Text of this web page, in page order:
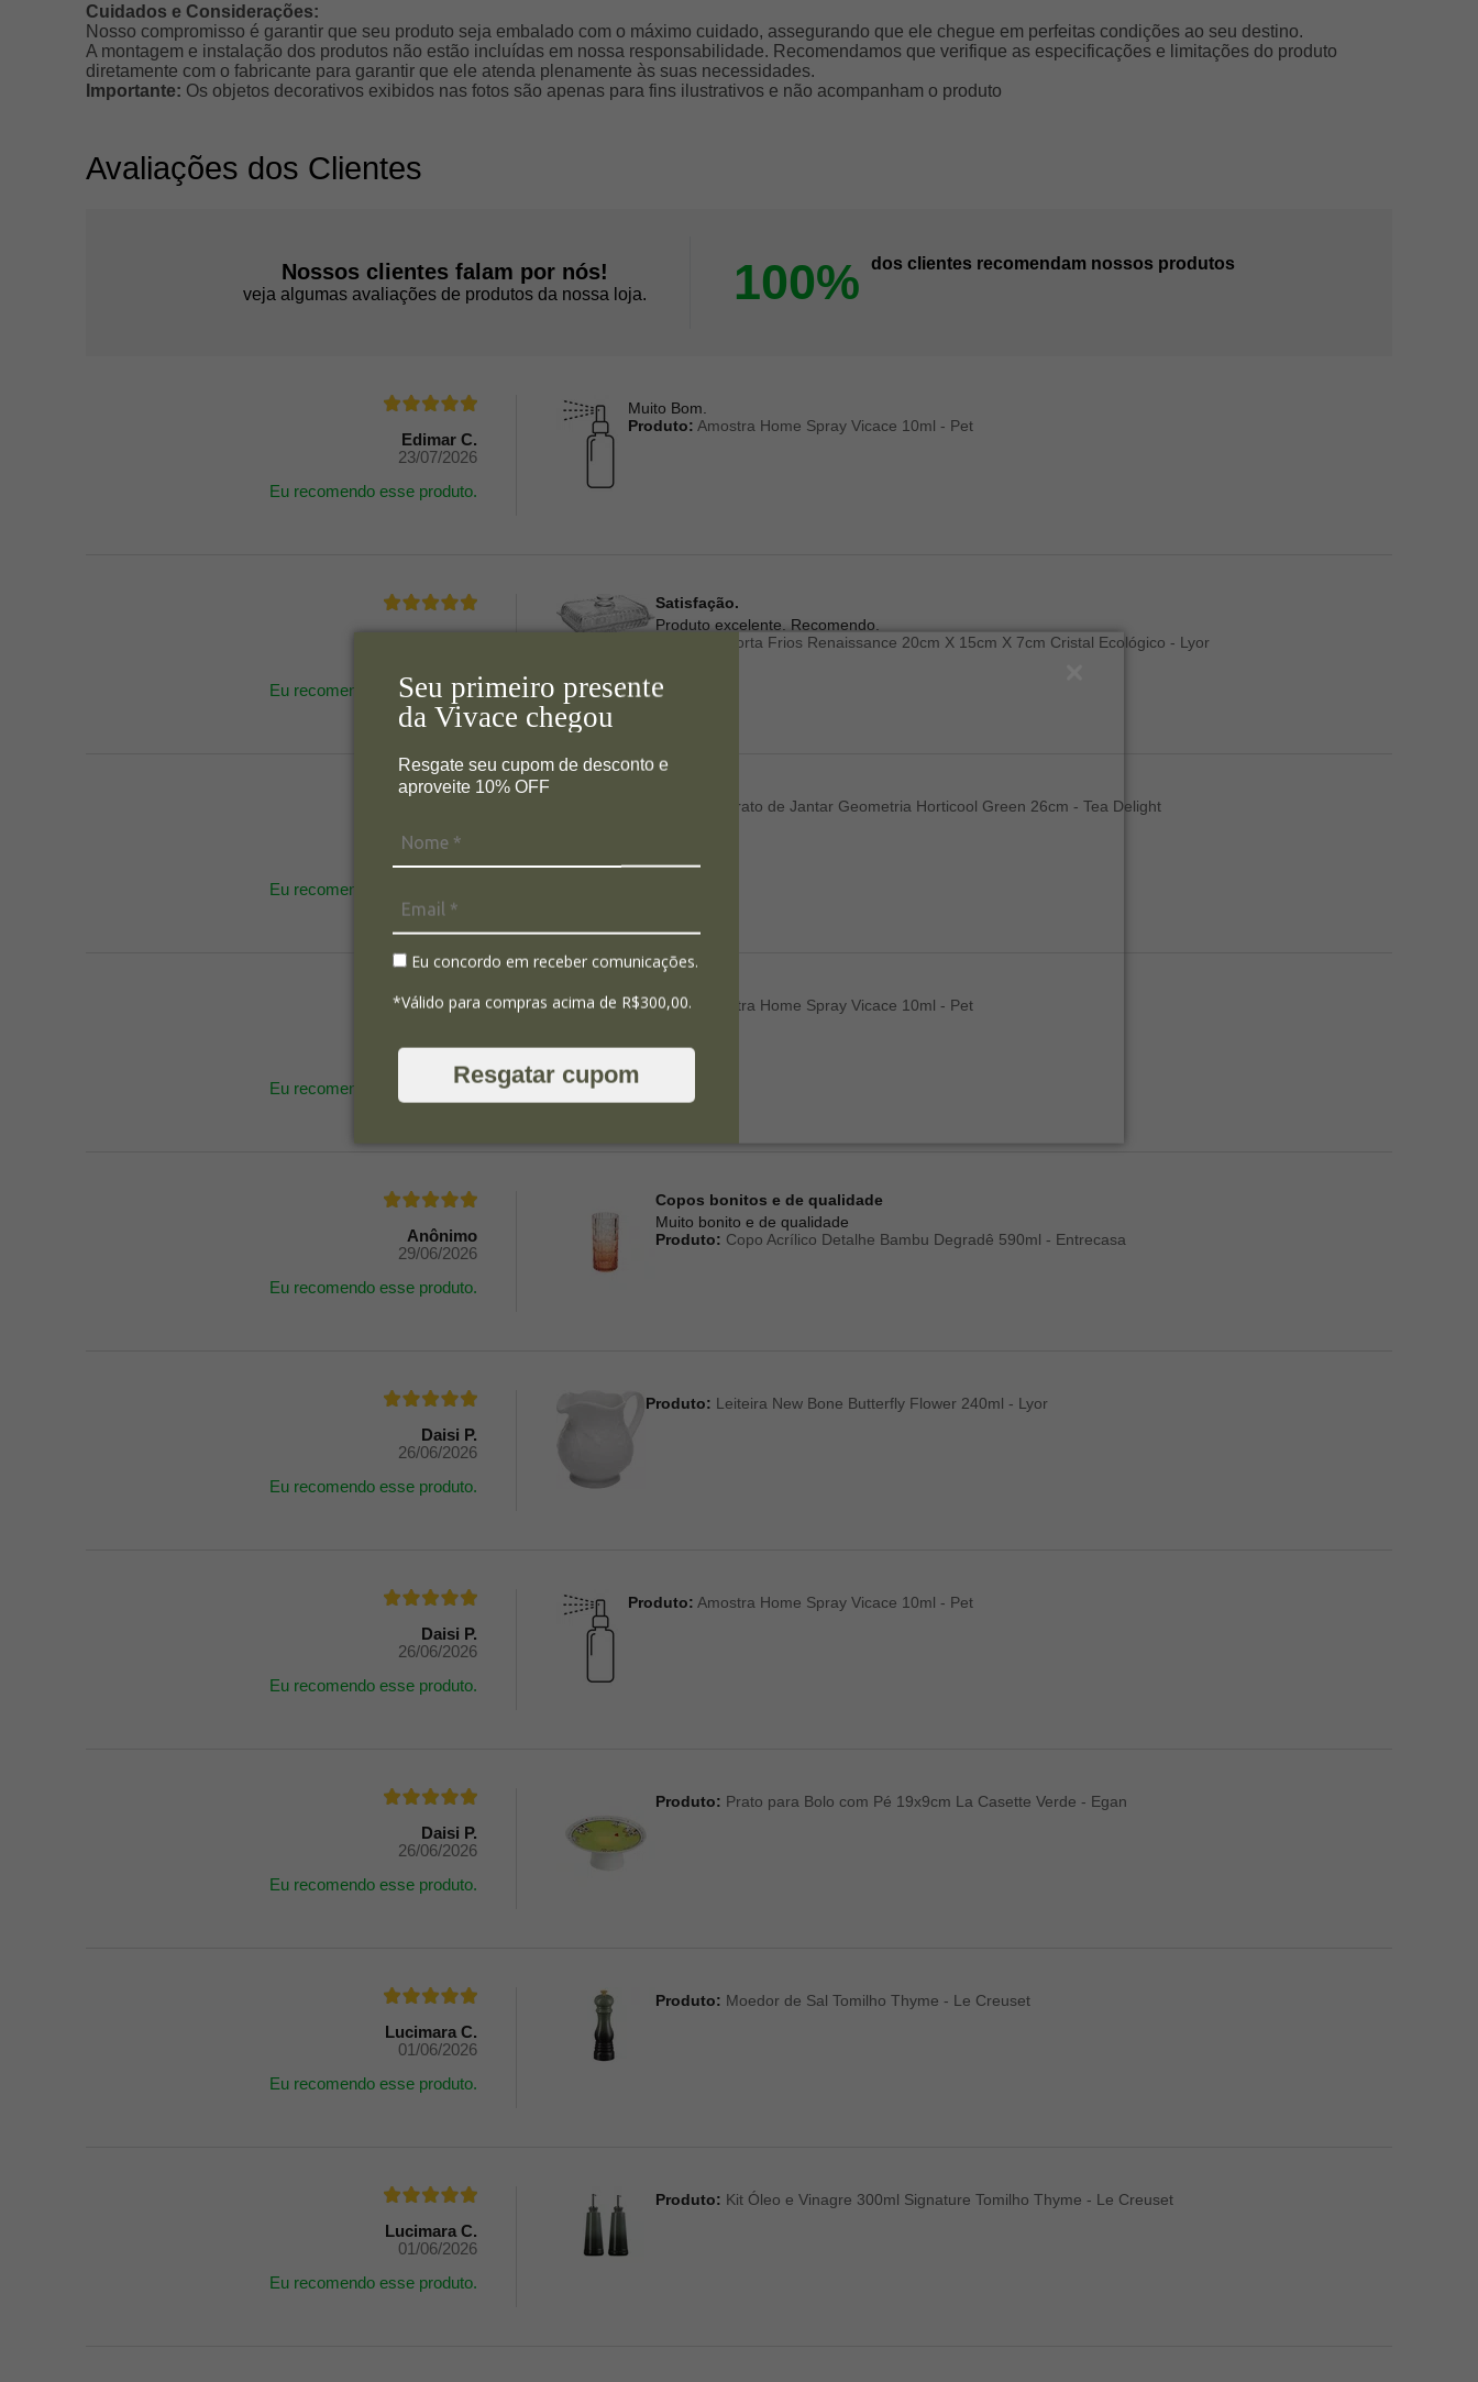
Seu primeiro presente
da Vivace chegou
Resgate seu cupom de desconto e
aproveite 10% OFF
Eu concordo em receber comunicações.
*Válido para compras acima de R$300,00.
Resgatar cupom
Cuidados e Considerações:
Nosso compromisso é garantir que seu produto seja embalado com o máximo cuidado, assegurando que ele chegue em perfeitas condições ao seu destino.
A montagem e instalação dos produtos não estão incluídas em nossa responsabilidade. Recomendamos que verifique as especificações e limitações do produto
diretamente com o fabricante para garantir que ele atenda plenamente às suas necessidades.
Importante: Os objetos decorativos exibidos nas fotos são apenas para fins ilustrativos e não acompanham o produto
Avaliações dos Clientes
Nossos clientes falam por nós!
veja algumas avaliações de produtos da nossa loja. 100% dos clientes recomendam nossos produtos
Edimar C.
23/07/2026
Eu recomendo esse produto.
Muito Bom.
Produto: Amostra Home Spray Vicace 10ml - Pet
Eu recomendo esse produto.
Satisfação.
Produto excelente. Recomendo.
Porta Frios Renaissance 20cm X 15cm X 7cm Cristal Ecológico - Lyor
Andrea R.
Eu recomendo esse produto.
Prato de Jantar Geometria Horticool Green 26cm - Tea Delight
29/06/2026
Eu recomendo esse produto.
Produto: Amostra Home Spray Vicace 10ml - Pet
Anônimo
29/06/2026
Eu recomendo esse produto.
Copos bonitos e de qualidade
Muito bonito e de qualidade
Produto: Copo Acrílico Detalhe Bambu Degradê 590ml - Entrecasa
Daisi P.
26/06/2026
Eu recomendo esse produto.
Produto: Leiteira New Bone Butterfly Flower 240ml - Lyor
Daisi P.
26/06/2026
Eu recomendo esse produto.
Produto: Amostra Home Spray Vicace 10ml - Pet
Daisi P.
26/06/2026
Eu recomendo esse produto.
Produto: Prato para Bolo com Pé 19x9cm La Casette Verde - Egan
Lucimara C.
01/06/2026
Eu recomendo esse produto.
Produto: Moedor de Sal Tomilho Thyme - Le Creuset
Lucimara C.
01/06/2026
Eu recomendo esse produto.
Produto: Kit Óleo e Vinagre 300ml Signature Tomilho Thyme - Le Creuset